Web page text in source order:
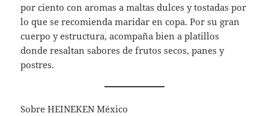
por ciento con aromas a maltas dulces y tostadas por
lo que se recomienda maridar en copa. Por su gran
cuerpo y estructura, acompaña bien a platillos
donde resaltan sabores de frutos secos, panes y
postres.
Sobre HEINEKEN México